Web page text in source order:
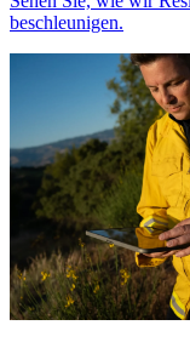
beschleunigen.